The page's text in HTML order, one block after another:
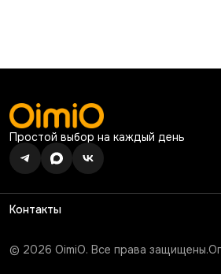
Простой выбор на каждый день
Контакты
Режим работы
Ежедневно с 10:00 до 19:00
© 2026 OimiO. Все права защищены.